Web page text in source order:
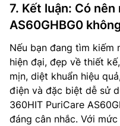
7. Kết luận: Có nên
AS60GHBG0
Nếu bạn đang tìm kiếm
hiện đại, đẹp về thiết
mịn, diệt khuẩn hiệu
điện và đặc biệt dễ sử
360HIT PuriCare
đáng cân nhắc. Với